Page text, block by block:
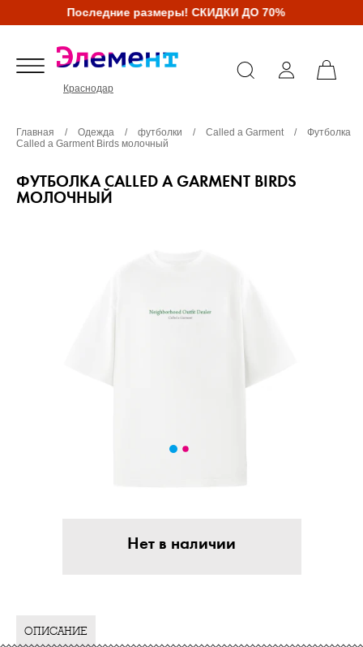
Последние размеры! СКИДКИ ДО 70%
Краснодар
Главная / Одежда / футболки / Called a Garment /
Футболка
Called a Garment Birds молочный
ФУТБОЛКА CALLED A GARMENT BIRDS
МОЛОЧНЫЙ
Нет в наличии
ОПИСАНИЕ